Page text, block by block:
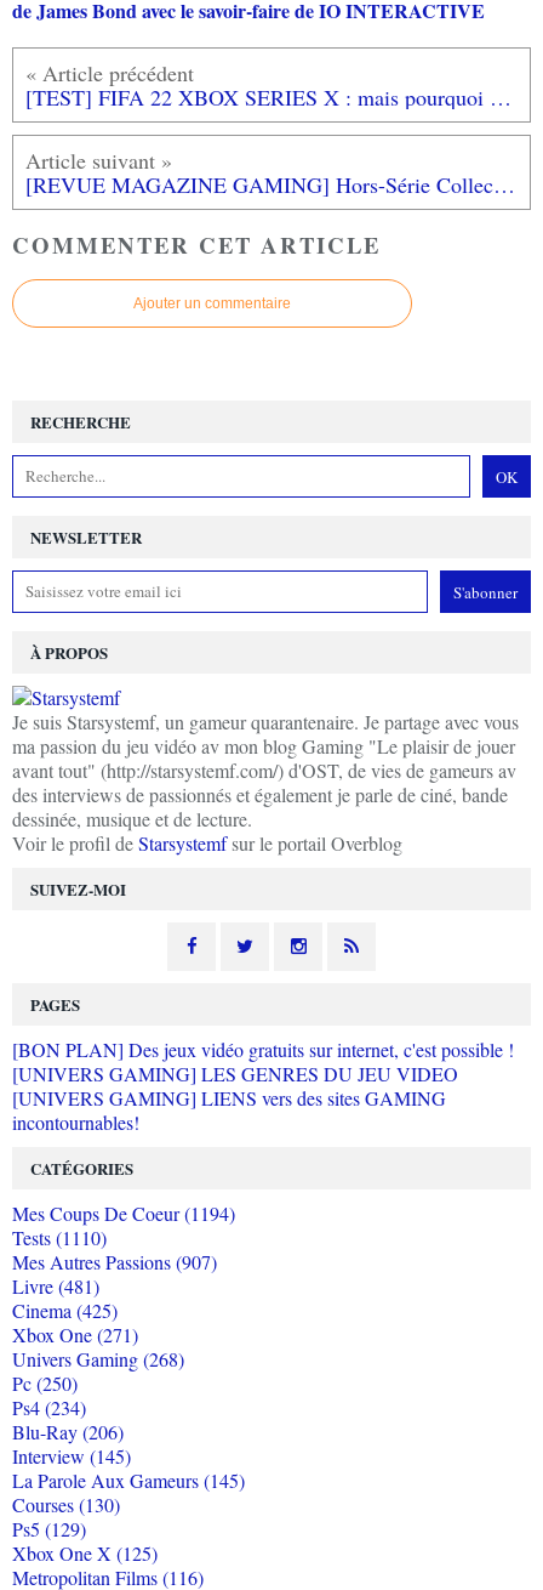
de James Bond avec le savoir-faire de IO INTERACTIVE
[TEST] FIFA 22 XBOX SERIES X : mais pourquoi ces mises à jour de gameplay?...
[REVUE MAGAZINE GAMING] Hors-Série Collectionneur & Chineur - La folie des cartes Pokémon
COMMENTER CET ARTICLE
Ajouter un commentaire
NEWSLETTER
SUIVEZ-MOI
RECHERCHE
À PROPOS
Je suis Starsystemf, un gameur quarantenaire. Je partage avec vous
ma passion du jeu vidéo av mon blog Gaming "Le plaisir de jouer
avant tout" (http://starsystemf.com/) d'OST, de vies de gameurs av
des interviews de passionnés et également je parle de ciné, bande
dessinée, musique et de lecture.
Voir le profil deStarsystemfsur le portail Overblog
PAGES
[BON PLAN] Des jeux vidéo gratuits sur internet, c'est possible !
[UNIVERS GAMING] LES GENRES DU JEU VIDEO
[UNIVERS GAMING] LIENS vers des sites GAMING
incontournables!
CATÉGORIES
Mes Coups De Coeur (1194)
Tests (1110)
Mes Autres Passions (907)
Livre (481)
Cinema (425)
Xbox One (271)
Univers Gaming (268)
Pc (250)
Ps4 (234)
Blu-Ray (206)
Interview (145)
La Parole Aux Gameurs (145)
Courses (130)
Ps5 (129)
Xbox One X (125)
Metropolitan Films (116)